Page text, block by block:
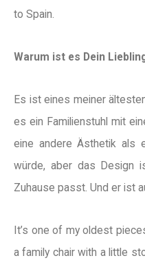
to Spain.
Warum ist es Dein
Es ist eines meiner
es ein Familienstuhl mit
eine andere Ästhetik als
würde, aber das Design
Zuhause passt. Und er ist
It’s one of my oldest
a family chair with a little